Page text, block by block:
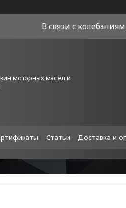
В связи с
моторных масел и
Статьи Доставка и